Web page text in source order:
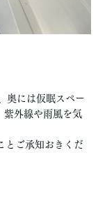
奥には仮眠スペー
紫外線や雨風を気
とご承知おきくだ